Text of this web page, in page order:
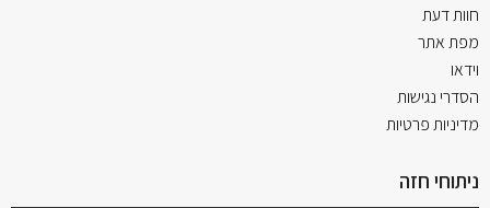
חוות דעת
מפת אתר
וידאו
הסדרי נגישות
מדיניות פרטיות
ניתוחי חזה